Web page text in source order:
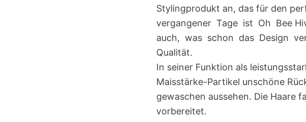
Stylingprodukt an, das für den
vergangener Tage ist Oh Bee
auch, was schon das Design
Qualität.
In seiner Funktion als
Maisstärke-Partikel unschöne
gewaschen aussehen. Die Haare
vorbereitet.